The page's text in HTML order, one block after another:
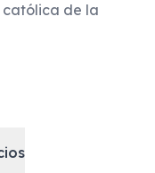
de la